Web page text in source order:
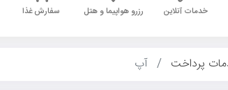
خدمات آنلاین رزرو هواپیما و هتل سفارش غذا
پرداخت آپ